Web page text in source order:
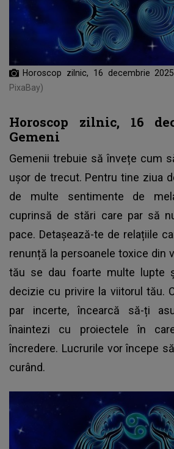
Horoscop zilnic, 16 decembrie
PixaBay)
Horoscop zilnic, 16
Gemeni
Gemenii trebuie să învețe cum
ușor de trecut. Pentru tine ziua
de multe sentimente de
cuprinsă de stări care par să
pace. Detașează-te de relațiile
renunță la persoanele toxice din
tău se dau foarte multe lupte
decizie cu privire la viitorul tău.
par incerte, încearcă să-ți
înaintezi cu proiectele în
încredere. Lucrurile vor începe
curând.